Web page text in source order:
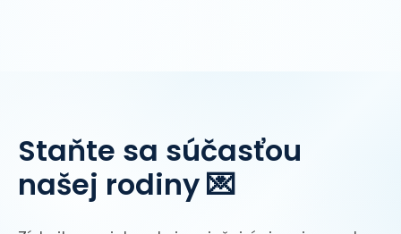
Staňte sa súčasťou
našej rodiny 💌